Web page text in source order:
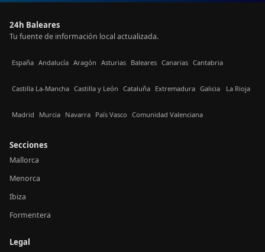
24h Baleares
Tu fuente de información local actualizada.
España Andalucía Aragón Asturias Baleares Canarias Cantabria
Castilla La-Mancha Castilla y León Cataluña Extremadura Galicia La Rioja
Madrid Murcia Navarra País Vasco Comunidad Valenciana
Secciones
Mallorca
Menorca
Ibiza
Formentera
Legal